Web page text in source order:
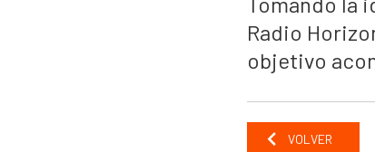
Radio
objetivo
VOLVER